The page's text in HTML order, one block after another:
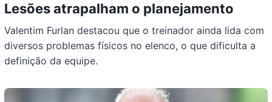
Lesões atrapalham o planejamento
Valentim Furlan destacou que o treinador ainda lida com
diversos problemas físicos no elenco, o que dificulta a
definição da equipe.